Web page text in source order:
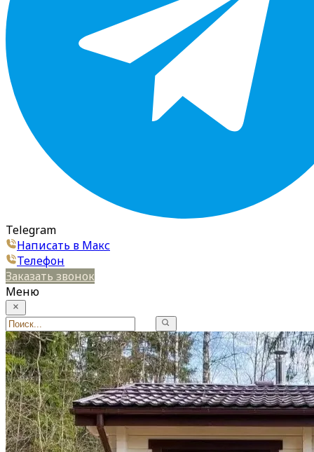
Telegram
Написать в Макс
Телефон
Заказать звонок
Меню